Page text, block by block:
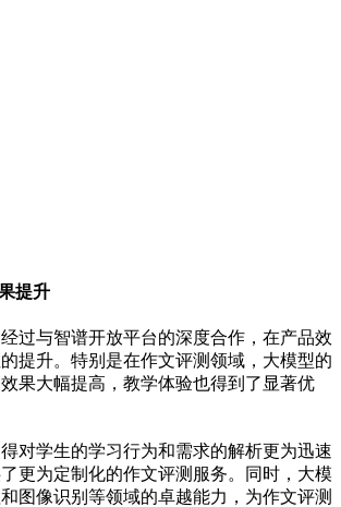
提升
过与智谱开放平台的深度合作，在产品效
提升。特别是在作文评测领域，大模型的
果大幅提高，教学体验也得到了显著优
对学生的学习行为和需求的解析更为迅速
更为定制化的作文评测服务。同时，大模
图像识别等领域的卓越能力，为作文评测